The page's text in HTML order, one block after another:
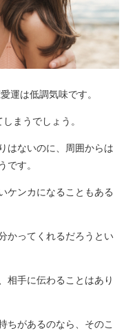
運は低調気味です。
まうでしょう。
はないのに、周囲からは
です。
ケンカになることもある
かってくれるだろうとい
相手に伝わることはあり
ちがあるのなら、そのこ